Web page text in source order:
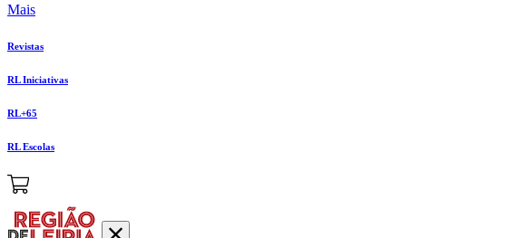
Mais
Revistas
RL Iniciativas
RL+65
RL Escolas